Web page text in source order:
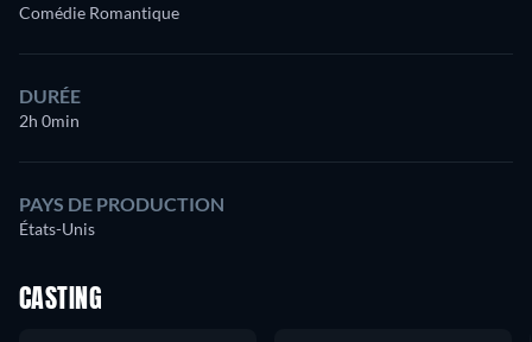
Comédie Romantique
DURÉE
2h 0min
PAYS DE PRODUCTION
États-Unis
CASTING